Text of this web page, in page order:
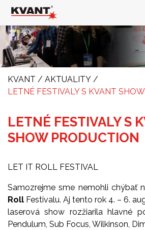
KVANT / AKTUALITY /
LETNÉ FESTIVALY S KVANT
LETNÉ FESTIVALY S
SHOW PRODUCTION
LET IT ROLL FESTIVAL
Samozrejme sme nemohli chýbať
Roll Festivalu. Aj tento rok 4. – 6.
laserová show rozžiarila hlavné
Pendulum, Sub Focus, Wilkinson,